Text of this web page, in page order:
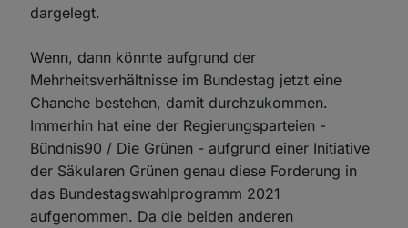
dargelegt.
Wenn, dann könnte aufgrund der
Mehrheitsverhältnisse im Bundestag jetzt eine
Chanche bestehen, damit durchzukommen.
Immerhin hat eine der Regierungsparteien -
Bündnis90 / Die Grünen - aufgrund einer Initiative
der Säkularen Grünen genau diese Forderung in
das Bundestagswahlprogramm 2021
aufgenommen. Da die beiden anderen